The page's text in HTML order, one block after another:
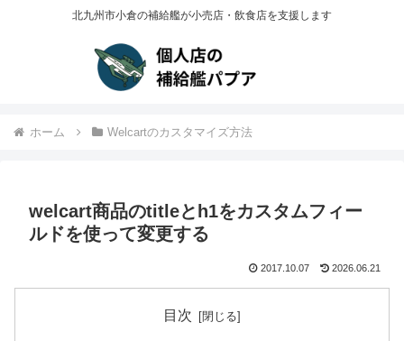
北九州市小倉の補給艦が小売店・飲食店を支援します
ホーム Welcartのカスタマイズ方法
welcart商品のtitleとh1をカスタムフィー
ルドを使って変更する
2017.10.07 2026.06.21
目次